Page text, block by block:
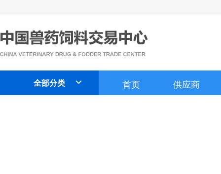
全部分类  首页 供应商